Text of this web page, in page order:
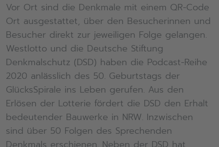
Vor Ort sind die Denkmale mit einem QR-Code
Ort ausgestattet, über den Besucherinnen und
Besucher direkt zur jeweiligen Folge gelangen.
Westlotto und die Deutsche Stiftung
Denkmalschutz (DSD) haben die Podcast-Reihe
2020 anlässlich des 50. Geburtstags der
GlücksSpirale ins Leben gerufen. Aus den
Erlösen der Lotterie fördert die DSD den Erhalt
bedeutender Bauwerke in NRW. Inzwischen
sind über 50 Folgen des Sprechenden